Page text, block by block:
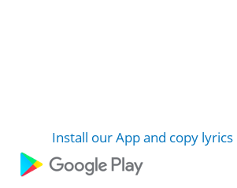
Install our App and copy lyrics